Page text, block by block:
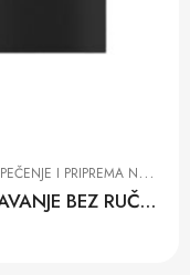
PEČENJE I PRIPREMA NA PARI
GOURMET LADICA ZA PODGRIJAVANJE BEZ RUČKE ESW 7020 OBSW